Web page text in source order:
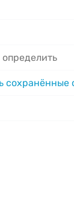
сохранённые